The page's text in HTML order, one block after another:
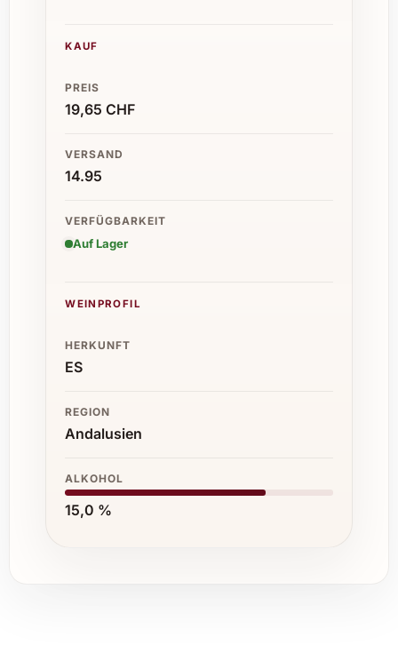
KAUF
PREIS
19,65 CHF
VERSAND
14.95
VERFÜGBARKEIT
Auf Lager
WEINPROFIL
HERKUNFT
ES
REGION
Andalusien
ALKOHOL
15,0 %